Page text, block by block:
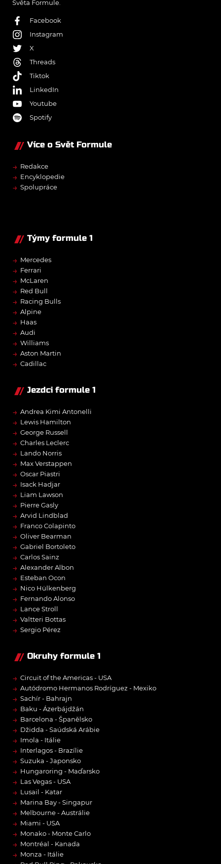
Světa Formule.
Facebook
Instagram
X
Threads
Tiktok
LinkedIn
Youtube
Spotify
Více o Svět Formule
→ Redakce
→ Encyklopedie
→ Spolupráce
Týmy formule 1
→ Mercedes
→ Ferrari
→ McLaren
→ Red Bull
→ Racing Bulls
→ Alpine
→ Haas
→ Audi
→ Williams
→ Aston Martin
→ Cadillac
Jezdci formule 1
→ Andrea Kimi Antonelli
→ Lewis Hamilton
→ George Russell
→ Charles Leclerc
→ Lando Norris
→ Max Verstappen
→ Oscar Piastri
→ Isack Hadjar
→ Liam Lawson
→ Pierre Gasly
→ Arvid Lindblad
→ Franco Colapinto
→ Oliver Bearman
→ Gabriel Bortoleto
→ Carlos Sainz
→ Alexander Albon
→ Esteban Ocon
→ Nico Hülkenberg
→ Fernando Alonso
→ Lance Stroll
→ Valtteri Bottas
→ Sergio Pérez
Okruhy formule 1
→ Circuit of the Americas - USA
→ Autódromo Hermanos Rodríguez - Mexiko
→ Sachír - Bahrajn
→ Baku - Ázerbájdžán
→ Barcelona - Španělsko
→ Džidda - Saúdská Arábie
→ Imola - Itálie
→ Interlagos - Brazílie
→ Suzuka - Japonsko
→ Hungaroring - Maďarsko
→ Las Vegas - USA
→ Lusail - Katar
→ Marina Bay - Singapur
→ Melbourne - Austrálie
→ Miami - USA
→ Monako - Monte Carlo
→ Montréal - Kanada
→ Monza - Itálie